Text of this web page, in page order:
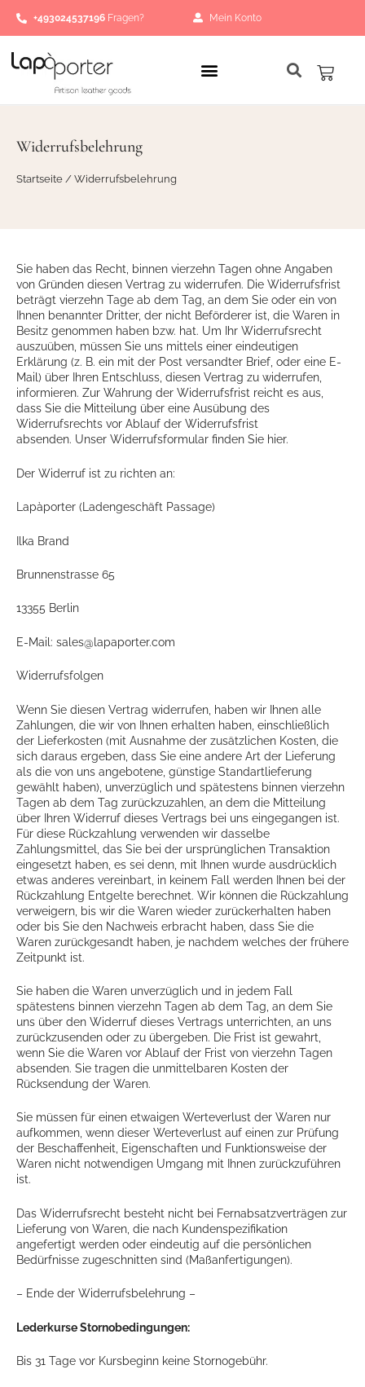
Inhalt
springen
+493024537196 Fragen? Mein Konto
Widerrufsbelehrung
Startseite / Widerrufsbelehrung
Sie haben das Recht, binnen vierzehn Tagen ohne Angaben
von Gründen diesen Vertrag zu widerrufen. Die Widerrufsfrist
beträgt vierzehn Tage ab dem Tag, an dem Sie oder ein von
Ihnen benannter Dritter, der nicht Beförderer ist, die Waren in
Besitz genommen haben bzw. hat. Um Ihr Widerrufsrecht
auszuüben, müssen Sie uns mittels einer eindeutigen
Erklärung (z. B. ein mit der Post versandter Brief, oder eine E-
Mail) über Ihren Entschluss, diesen Vertrag zu widerrufen,
informieren. Zur Wahrung der Widerrufsfrist reicht es aus,
dass Sie die Mitteilung über eine Ausübung des
Widerrufsrechts vor Ablauf der Widerrufsfrist
absenden. Unser Widerrufsformular finden Sie hier.
Der Widerruf ist zu richten an:
Lapàporter (Ladengeschäft Passage)
Ilka Brand
Brunnenstrasse 65
13355 Berlin
E-Mail: sales@lapaporter.com
Widerrufsfolgen
Wenn Sie diesen Vertrag widerrufen, haben wir Ihnen alle
Zahlungen, die wir von Ihnen erhalten haben, einschließlich
der Lieferkosten (mit Ausnahme der zusätzlichen Kosten, die
sich daraus ergeben, dass Sie eine andere Art der Lieferung
als die von uns angebotene, günstige Standartlieferung
gewählt haben), unverzüglich und spätestens binnen vierzehn
Tagen ab dem Tag zurückzuzahlen, an dem die Mitteilung
über Ihren Widerruf dieses Vertrags bei uns eingegangen ist.
Für diese Rückzahlung verwenden wir dasselbe
Zahlungsmittel, das Sie bei der ursprünglichen Transaktion
eingesetzt haben, es sei denn, mit Ihnen wurde ausdrücklich
etwas anderes vereinbart, in keinem Fall werden Ihnen bei der
Rückzahlung Entgelte berechnet. Wir können die Rückzahlung
verweigern, bis wir die Waren wieder zurückerhalten haben
oder bis Sie den Nachweis erbracht haben, dass Sie die
Waren zurückgesandt haben, je nachdem welches der frühere
Zeitpunkt ist.
Sie haben die Waren unverzüglich und in jedem Fall
spätestens binnen vierzehn Tagen ab dem Tag, an dem Sie
uns über den Widerruf dieses Vertrags unterrichten, an uns
zurückzusenden oder zu übergeben. Die Frist ist gewahrt,
wenn Sie die Waren vor Ablauf der Frist von vierzehn Tagen
absenden. Sie tragen die unmittelbaren Kosten der
Rücksendung der Waren.
Sie müssen für einen etwaigen Werteverlust der Waren nur
aufkommen, wenn dieser Werteverlust auf einen zur Prüfung
der Beschaffenheit, Eigenschaften und Funktionsweise der
Waren nicht notwendigen Umgang mit Ihnen zurückzuführen
ist.
Das Widerrufsrecht besteht nicht bei Fernabsatzverträgen zur
Lieferung von Waren, die nach Kundenspezifikation
angefertigt werden oder eindeutig auf die persönlichen
Bedürfnisse zugeschnitten sind (Maßanfertigungen).
– Ende der Widerrufsbelehrung –
LederkurseStornobedingungen:
Bis 31 Tage vor Kursbeginn keine Stornogebühr.